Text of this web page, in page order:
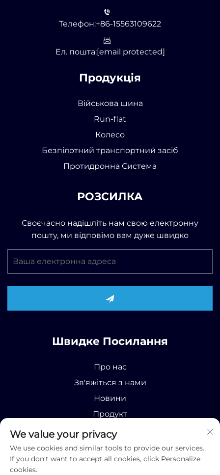
Телефон:+86-15563109622
Ел. пошта:[email protected]
Продукція
Військова шина
Run-flat
Колесо
Безпілотний транспортний засіб
Протидронна Система
РОЗСИЛКА
Своєчасно надішліть нам свою електронну
пошту, ми відповімо вам дуже швидко
Швидке Посилання
Про нас
Зв'яжіться з нами
Новини
Продукт
We value your privacy
We use cookies and similar tools to provide our services.
If you don't want to accept all cookies, click Personalize
cookies.